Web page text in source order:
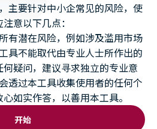
主要针对中小企常见的风险，使
意以下几点：
有潜在风险，例如涉及滥用市场
具不能取代由专业人士所作出的
疑问，建议寻求独立的专业意
透过本工具收集使用者的任何个
如实作答，以善用本工具。
开始